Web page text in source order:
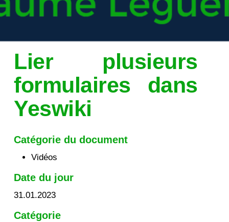
Lier plusieurs
formulaires dans
Yeswiki
Catégorie du document
Vidéos
Date du jour
31.01.2023
Catégorie